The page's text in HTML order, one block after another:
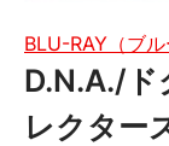
BLU-RAY（ブル
D.N.A./ド
レクター